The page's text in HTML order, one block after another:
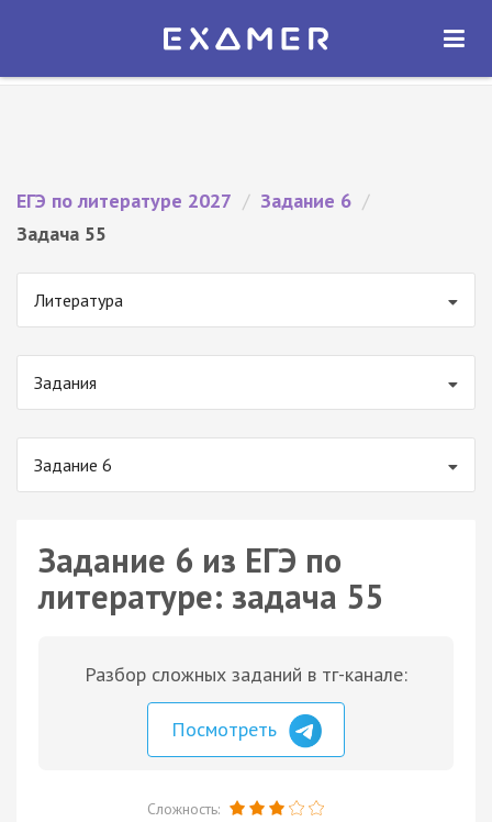
Экзамер — ЕГЭ 2027
ОТКРЫТЬ
ЕГЭ по литературе 2027 / Задание 6 /
Задача 55
Литература
Задания
Задание 6
Задание 6 из ЕГЭ по
литературе: задача 55
Разбор сложных заданий в тг-канале:
Посмотреть
Сложность: